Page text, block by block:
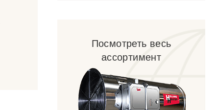
Посмотреть весь
ассортимент